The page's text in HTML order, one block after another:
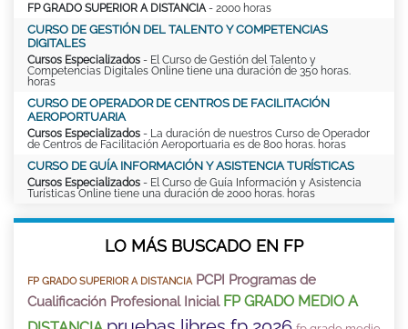
FP GRADO SUPERIOR A DISTANCIA - 2000 horas
CURSO DE GESTIÓN DEL TALENTO Y COMPETENCIAS
DIGITALES
Cursos Especializados - El Curso de Gestión del Talento y
Competencias Digitales Online tiene una duración de 350 horas.
horas
CURSO DE OPERADOR DE CENTROS DE FACILITACIÓN
AEROPORTUARIA
Cursos Especializados - La duración de nuestros Curso de Operador
de Centros de Facilitación Aeroportuaria es de 800 horas. horas
CURSO DE GUÍA INFORMACIÓN Y ASISTENCIA TURÍSTICAS
Cursos Especializados - El Curso de Guía Información y Asistencia
Turísticas Online tiene una duración de 2000 horas. horas
LO MÁS BUSCADO EN FP
FP GRADO SUPERIOR A DISTANCIA PCPI Programas de
Cualificación Profesional Inicial FP GRADO MEDIO A